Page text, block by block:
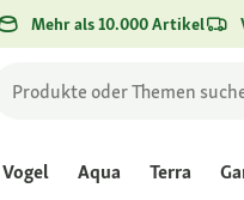
Mehr als 10.000 Artikel
Vogel Aqua Terra